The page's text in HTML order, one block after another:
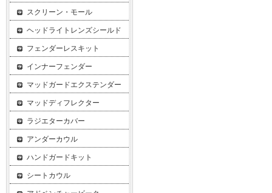
スクリーン・モール
ヘッドライトレンズシールド
フェンダーレスキット
インナーフェンダー
マッドガードエクステンダー
マッドディフレクター
ラジエターカバー
アンダーカウル
ハンドガードキット
シートカウル